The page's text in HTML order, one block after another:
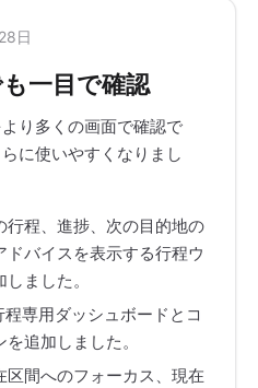
日
一目で確認
り多くの画面で確認で
に使いやすくなりまし
行程、進捗、次の目的地の
ドバイスを表示する行程ウ
ました。
専用ダッシュボードとコ
追加しました。
区間へのフォーカス、現在